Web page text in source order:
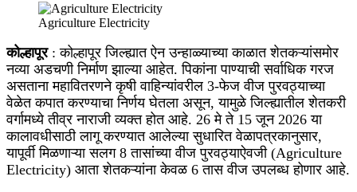
Agriculture Electricity
कोल्हापूर: कोल्हापूर जिल्ह्यात ऐन उन्हाळ्याच्या काळात शेतकऱ्यांसमोर
नव्या अडचणी निर्माण झाल्या आहेत. पिकांना पाण्याची सर्वाधिक गरज
असताना महावितरणने कृषी वाहिन्यांवरील 3-फेज वीज पुरवठ्याच्या
वेळेत कपात करण्याचा निर्णय घेतला असून, यामुळे जिल्ह्यातील शेतकरी
वर्गामध्ये तीव्र नाराजी व्यक्त होत आहे. 26 मे ते 15 जून 2026 या
कालावधीसाठी लागू करण्यात आलेल्या सुधारित वेळापत्रकानुसार,
यापूर्वी मिळणाऱ्या सलग 8 तासांच्या वीज पुरवठ्याऐवजी (Agriculture
Electricity) आता शेतकऱ्यांना केवळ 6 तास वीज उपलब्ध होणार आहे.